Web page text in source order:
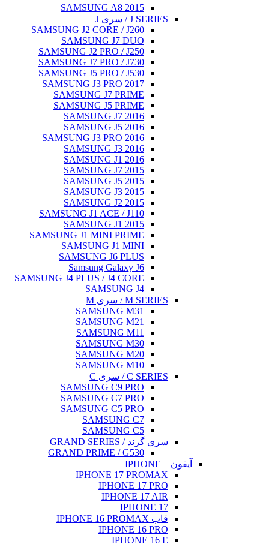
SAMSUNG A8 2015
J SERIES / سری J
SAMSUNG J2 CORE / J260
SAMSUNG J7 DUO
SAMSUNG J2 PRO / J250
SAMSUNG J7 PRO / J730
SAMSUNG J5 PRO / J530
SAMSUNG J3 PRO 2017
SAMSUNG J7 PRIME
SAMSUNG J5 PRIME
SAMSUNG J7 2016
SAMSUNG J5 2016
SAMSUNG J3 PRO 2016
SAMSUNG J3 2016
SAMSUNG J1 2016
SAMSUNG J7 2015
SAMSUNG J5 2015
SAMSUNG J3 2015
SAMSUNG J2 2015
SAMSUNG J1 ACE / J110
SAMSUNG J1 2015
SAMSUNG J1 MINI PRIME
SAMSUNG J1 MINI
SAMSUNG J6 PLUS
Samsung Galaxy J6
SAMSUNG J4 PLUS / J4 CORE
SAMSUNG J4
M SERIES / سری M
SAMSUNG M31
SAMSUNG M21
SAMSUNG M11
SAMSUNG M30
SAMSUNG M20
SAMSUNG M10
C SERIES / سری C
SAMSUNG C9 PRO
SAMSUNG C7 PRO
SAMSUNG C5 PRO
SAMSUNG C7
SAMSUNG C5
سری گرند / GRAND SERIES
GRAND PRIME / G530
آیفون – IPHONE
IPHONE 17 PROMAX
IPHONE 17 PRO
IPHONE 17 AIR
IPHONE 17
قاب IPHONE 16 PROMAX
IPHONE 16 PRO
IPHONE 16 E